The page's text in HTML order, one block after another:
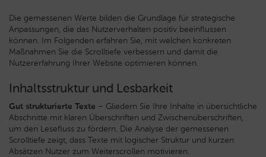
Die gemessenen Werte bilden die Grundlage für strategische
Anpassungen, die das Nutzerverhalten positiv beeinflussen
können. Im Folgenden erfahren Sie, mit welchen konkreten
Maßnahmen Sie die Scrolltiefe verbessern und damit die
Nutzererfahrung Ihrer Website optimieren können.
Inhaltsstruktur und Lesbarkeit
Gut strukturierte Texte – Gliedern Sie Ihre Inhalte in übersichtliche
Abschnitte mit klaren Überschriften und Zwischenüberschriften,
um den Lesefluss zu fördern. Die Analyse der gemessenen
Scrolltiefe zeigt, dass Texte mit logischer Struktur und kurzen
Absätzen Nutzer zum Weiterscrollen motivieren.